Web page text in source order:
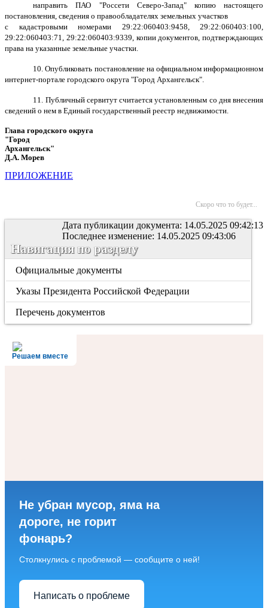
направить ПАО "Россети Северо-Запад" копию настоящего
постановления, сведения о правообладателях земельных участков
с кадастровыми номерами 29:22:060403:9458, 29:22:060403:100,
29:22:060403:71, 29:22:060403:9339, копии документов, подтверждающих
права на указанные земельные участки.
10. Опубликовать постановление на официальном информационном
интернет-портале городского округа "Город Архангельск".
11. Публичный сервитут считается установленным со дня внесения
сведений о нем в Единый государственный реестр недвижимости.
Глава городского округа
"Город
Архангельск"
Д.А. Морев
ПРИЛОЖЕНИЕ
Скоро что то будет...
Дата публикации документа: 14.05.2025 09:42:13
Последнее изменение: 14.05.2025 09:43:06
Навигация по разделу
Официальные документы
Указы Президента Российской Федерации
Перечень документов
Решаем вместе
Не убран мусор, яма на
дороге, не горит
фонарь?
Столкнулись с проблемой — сообщите о ней!
Написать о проблеме